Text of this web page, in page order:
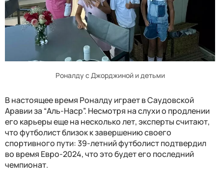
Роналду с Джорджиной и детьми
В настоящее время Роналду играет в Саудовской
Аравии за “Аль-Наср”. Несмотря на слухи о продлении
его карьеры еще на несколько лет, эксперты считают,
что футболист близок к завершению своего
спортивного пути: 39-летний футболист подтвердил
во время Евро-2024, что это будет его последний
чемпионат.